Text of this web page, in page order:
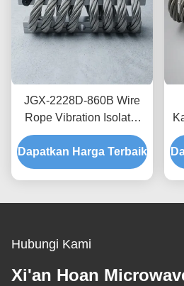
JGX-2228D-860B Wire
Rope Vibration Isolator
Rapid Prototyping Quick
Assembly Disesuaikan
Shock Mount
Dapatkan Harga Terbaik
Hubungi Kami
Xi'an Hoan